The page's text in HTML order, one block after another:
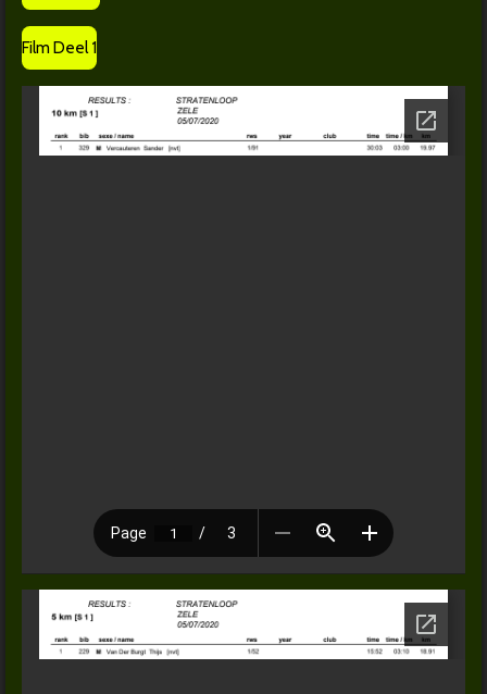
Film Deel 1